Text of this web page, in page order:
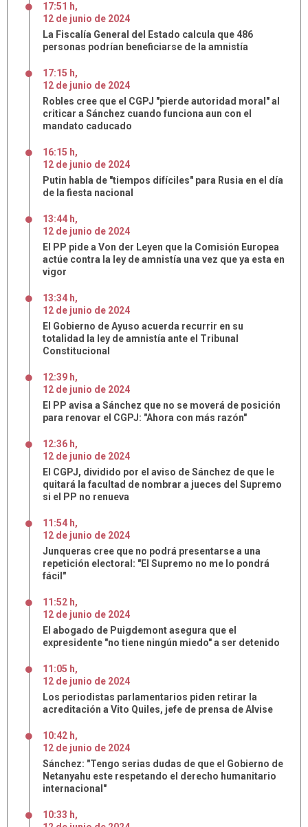
17:51 h,
12 de junio de 2024
La Fiscalía General del Estado calcula que 486
personas podrían beneficiarse de la amnistía
17:15 h,
12 de junio de 2024
Robles cree que el CGPJ "pierde autoridad moral" al
criticar a Sánchez cuando funciona aun con el
mandato caducado
16:15 h,
12 de junio de 2024
Putin habla de "tiempos difíciles" para Rusia en el día
de la fiesta nacional
13:44 h,
12 de junio de 2024
El PP pide a Von der Leyen que la Comisión Europea
actúe contra la ley de amnistía una vez que ya esta en
vigor
13:34 h,
12 de junio de 2024
El Gobierno de Ayuso acuerda recurrir en su
totalidad la ley de amnistía ante el Tribunal
Constitucional
12:39 h,
12 de junio de 2024
El PP avisa a Sánchez que no se moverá de posición
para renovar el CGPJ: "Ahora con más razón"
12:36 h,
12 de junio de 2024
El CGPJ, dividido por el aviso de Sánchez de que le
quitará la facultad de nombrar a jueces del Supremo
si el PP no renueva
11:54 h,
12 de junio de 2024
Junqueras cree que no podrá presentarse a una
repetición electoral: "El Supremo no me lo pondrá
fácil"
11:52 h,
12 de junio de 2024
El abogado de Puigdemont asegura que el
expresidente "no tiene ningún miedo" a ser detenido
11:05 h,
12 de junio de 2024
Los periodistas parlamentarios piden retirar la
acreditación a Vito Quiles, jefe de prensa de Alvise
10:42 h,
12 de junio de 2024
Sánchez: "Tengo serias dudas de que el Gobierno de
Netanyahu este respetando el derecho humanitario
internacional"
10:33 h,